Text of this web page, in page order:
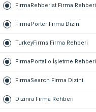
FirmaRehberist Firma Rehberi
FirmaPorter Firma Dizini
TurkeyFirms Firma Rehberi
FirmaPortalio İşletme Rehberi
FirmaSearch Firma Dizini
Dizinra Firma Rehberi